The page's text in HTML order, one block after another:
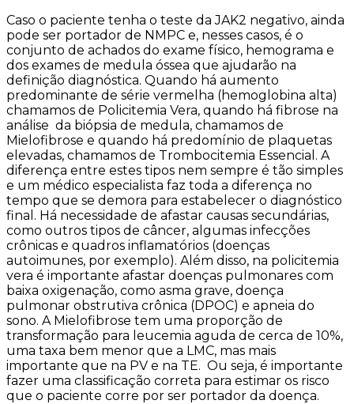
Caso o paciente tenha o teste da JAK2 negativo, ainda
pode ser portador de NMPC e, nesses casos, é o
conjunto de achados do exame físico, hemograma e
dos exames de medula óssea que ajudarão na
definição diagnóstica. Quando há aumento
predominante de série vermelha (hemoglobina alta)
chamamos de Policitemia Vera, quando há fibrose na
análise da biópsia de medula, chamamos de
Mielofibrose e quando há predomínio de plaquetas
elevadas, chamamos de Trombocitemia Essencial. A
diferença entre estes tipos nem sempre é tão simples
e um médico especialista faz toda a diferença no
tempo que se demora para estabelecer o diagnóstico
final. Há necessidade de afastar causas secundárias,
como outros tipos de câncer, algumas infecções
crônicas e quadros inflamatórios (doenças
autoimunes, por exemplo). Além disso, na policitemia
vera é importante afastar doenças pulmonares com
baixa oxigenação, como asma grave, doença
pulmonar obstrutiva crônica (DPOC) e apneia do
sono. A Mielofibrose tem uma proporção de
transformação para leucemia aguda de cerca de 10%,
uma taxa bem menor que a LMC, mas mais
importante que na PV e na TE. Ou seja, é importante
fazer uma classificação correta para estimar os risco
que o paciente corre por ser portador da doença.